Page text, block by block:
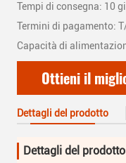
Tempi di consegna: 10
Termini di pagamento:
Capacità di
Ottieni il
Dettagli del prodotto
Dettagli del prodotto